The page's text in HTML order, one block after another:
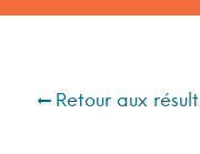
Retour aux